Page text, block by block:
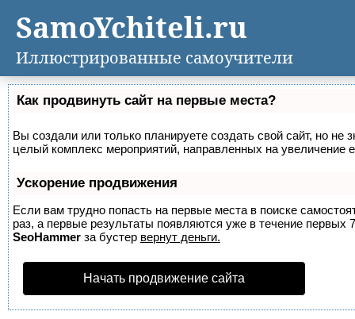
Как продвинуть сайт на первые места?
Вы создали или только планируете создать свой сайт, но не
целый комплекс мероприятий, направленных на увеличение
Ускорение продвижения
Если вам трудно попасть на первые места в поиске
раз, а первые результаты появляются уже в течение первых
SeoHammer за бустер вернут деньги.
Начать продвижение сайта
SamoYchiteli.ru
Иллюстрированные самоучители